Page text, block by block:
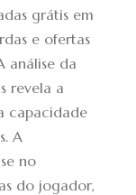
grátis em
e ofertas
análise da
revela a
capacidade
A
no
do jogador,